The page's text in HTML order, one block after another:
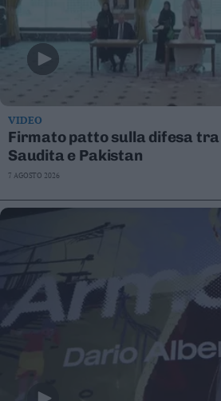
VIDEO
Firmato patto sulla difesa
Saudita e Pakistan
7 AGOSTO 2026